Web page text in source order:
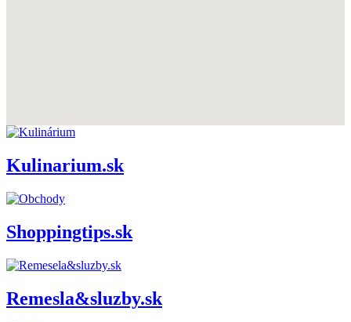
Kulinarium.sk
Shoppingtips.sk
Remesla&sluzby.sk